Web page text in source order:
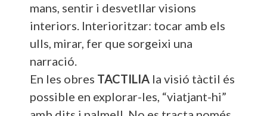
mans, sentir i desvetllar visions
interiors. Interioritzar: tocar amb els
ulls, mirar, fer que sorgeixi una
narració.
En les obres TACTILIA la visió tàctil és
possible en explorar-les, “viatjant-hi”